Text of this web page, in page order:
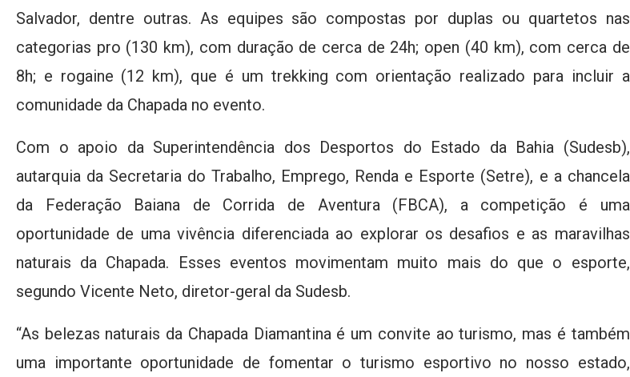
Salvador, dentre outras. As equipes são compostas por duplas ou quartetos nas
categorias pro (130 km), com duração de cerca de 24h; open (40 km), com cerca de
8h; e rogaine (12 km), que é um trekking com orientação realizado para incluir a
comunidade da Chapada no evento.
Com o apoio da Superintendência dos Desportos do Estado da Bahia (Sudesb),
autarquia da Secretaria do Trabalho, Emprego, Renda e Esporte (Setre), e a chancela
da Federação Baiana de Corrida de Aventura (FBCA), a competição é uma
oportunidade de uma vivência diferenciada ao explorar os desafios e as maravilhas
naturais da Chapada. Esses eventos movimentam muito mais do que o esporte,
segundo Vicente Neto, diretor-geral da Sudesb.
“As belezas naturais da Chapada Diamantina é um convite ao turismo, mas é também
uma importante oportunidade de fomentar o turismo esportivo no nosso estado,